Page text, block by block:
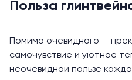
Польза
Помимо очевидного —
самочувствие и уютное
неочевидной пользе